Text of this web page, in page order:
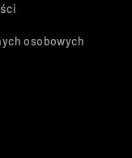
osobowych